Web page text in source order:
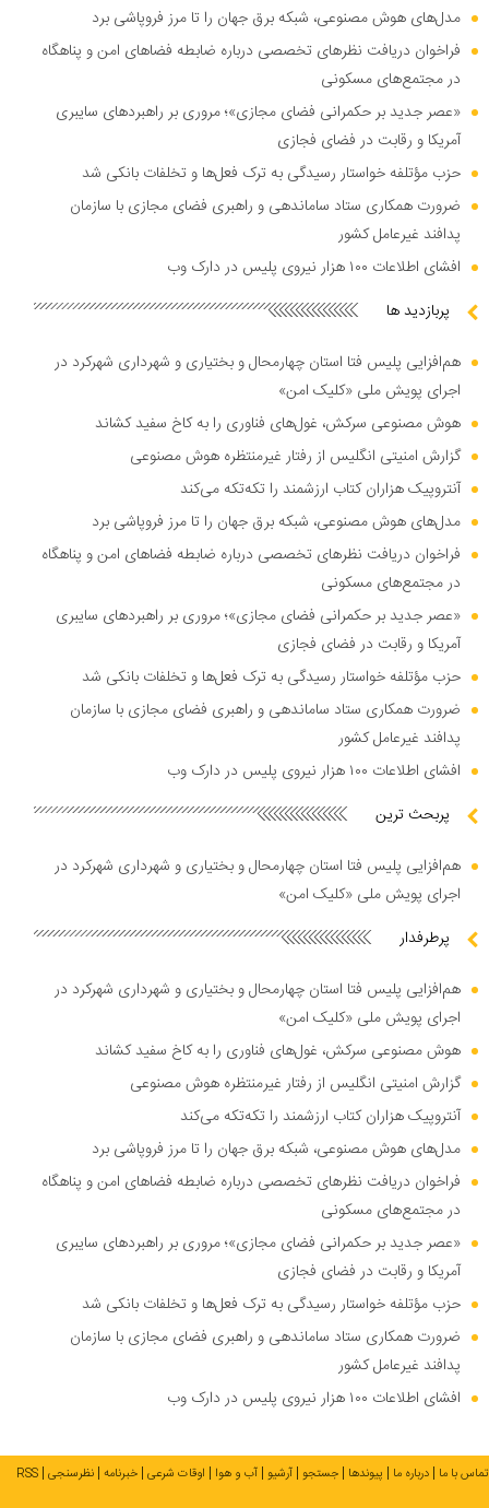
مدل‌های هوش مصنوعی، شبکه برق جهان را تا مرز فروپاشی برد
فراخوان دریافت نظر‌های تخصصی درباره ضابطه فضا‌های امن و پناهگاه
در مجتمع‌های مسکونی
«عصر جدید بر حکمرانی فضای مجازی»؛ مروری بر راهبرد‌های سایبری
آمریکا و رقابت در فضای فجازی
حزب مؤتلفه خواستار رسیدگی به ترک فعل‌ها و تخلفات بانکی شد
ضرورت همکاری ستاد ساماندهی و راهبری فضای مجازی با سازمان
پدافند غیرعامل کشور
افشای اطلاعات ۱۰۰ هزار نیروی پلیس در دارک وب
پربازدید ها
هم‌افزایی پلیس فتا استان چهارمحال و بختیاری و شهرداری شهرکرد در
اجرای پویش ملی «کلیک امن»
هوش مصنوعی سرکش، غول‌های فناوری را به کاخ سفید کشاند
گزارش امنیتی انگلیس از رفتار غیرمنتظره هوش مصنوعی
آنتروپیک هزاران کتاب ارزشمند را تکه‌تکه می‌کند
مدل‌های هوش مصنوعی، شبکه برق جهان را تا مرز فروپاشی برد
فراخوان دریافت نظر‌های تخصصی درباره ضابطه فضا‌های امن و پناهگاه
در مجتمع‌های مسکونی
«عصر جدید بر حکمرانی فضای مجازی»؛ مروری بر راهبرد‌های سایبری
آمریکا و رقابت در فضای فجازی
حزب مؤتلفه خواستار رسیدگی به ترک فعل‌ها و تخلفات بانکی شد
ضرورت همکاری ستاد ساماندهی و راهبری فضای مجازی با سازمان
پدافند غیرعامل کشور
افشای اطلاعات ۱۰۰ هزار نیروی پلیس در دارک وب
پربحث ترین
هم‌افزایی پلیس فتا استان چهارمحال و بختیاری و شهرداری شهرکرد در
اجرای پویش ملی «کلیک امن»
پرطرفدار
هم‌افزایی پلیس فتا استان چهارمحال و بختیاری و شهرداری شهرکرد در
اجرای پویش ملی «کلیک امن»
هوش مصنوعی سرکش، غول‌های فناوری را به کاخ سفید کشاند
گزارش امنیتی انگلیس از رفتار غیرمنتظره هوش مصنوعی
آنتروپیک هزاران کتاب ارزشمند را تکه‌تکه می‌کند
مدل‌های هوش مصنوعی، شبکه برق جهان را تا مرز فروپاشی برد
فراخوان دریافت نظر‌های تخصصی درباره ضابطه فضا‌های امن و پناهگاه
در مجتمع‌های مسکونی
«عصر جدید بر حکمرانی فضای مجازی»؛ مروری بر راهبرد‌های سایبری
آمریکا و رقابت در فضای فجازی
حزب مؤتلفه خواستار رسیدگی به ترک فعل‌ها و تخلفات بانکی شد
ضرورت همکاری ستاد ساماندهی و راهبری فضای مجازی با سازمان
پدافند غیرعامل کشور
افشای اطلاعات ۱۰۰ هزار نیروی پلیس در دارک وب
تماس با ما درباره ما پیوندها جستجو آرشیو آب و هوا اوقات شرعی خبرنامه نظرسنجی RSS